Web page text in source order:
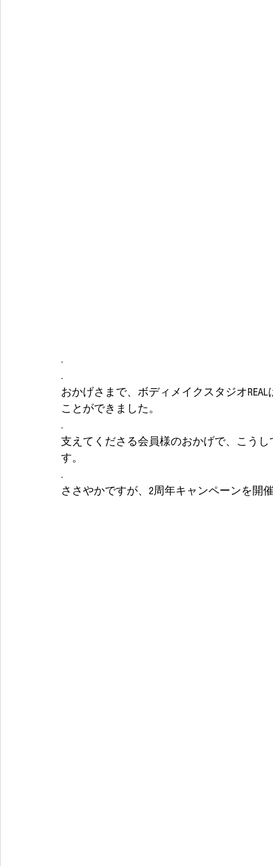
.
.
おかげさまで、ボディメイクスタジオ
ことができました。
.
支えてくださる会員様のおかげで、こう
す。
.
ささやかですが、2周年キャンペーンを開